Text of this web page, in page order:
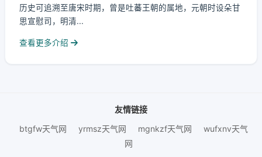
历史可追溯至唐宋时期，曾是吐蕃王朝的属地，元朝时设朵甘
思宣慰司，明清...
查看更多介绍
友情链接
btgfw天气网
yrmsz天气网 mgnkzf天气网
wufxnv天气
网